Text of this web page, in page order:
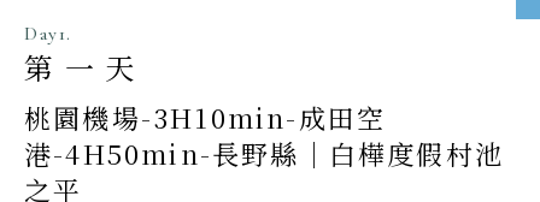
Day1.
第一天
桃園機場-3H10min-成田空
港-4H50min-長野縣｜白樺度假村池
之平